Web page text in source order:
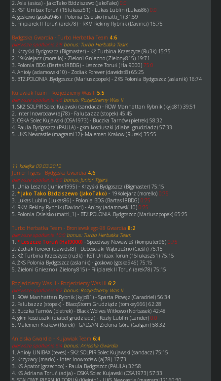
2. Asia (asica) - JakoTako Bździszewo (JakoTako) 0:0
3. KST Unibax Toruń (15lukasz51) - Lukas Lublin (Lukas86) 0:0
4. goskowo (goska946) - Polonia Osielsko (matti_1) 31:59
5. Filipiarek II Toruń (arek78) - RKM Rekiny Rybnik (Davinci) 15:75
Bydgoska Gwardia - Turbo Herbatka Team 4:6
pierwsze spotkanie 2:8 bonus: Turbo Herbatka Team
1. Krzyśki Bydgoszcz (Bigmaster) - KŻ Turbina Krzeszyce (Ru3k) 15:75
2. 19Kolejarz (morello) - Zieloni Gniezno (Zielony815) 19:71
3. Polonia BDG (Bartas18BDG) - Leszcze Toruń (Hal9000) 75:0
4. Anioły (adamowski10) - Zodiak Forever (dawidst8) 65:25
5. BTŻ.POLONIA .Bydgoszcz (Mariuszpopek) - ŻKS Polonia Bydgoszcz (aslanik) 16:74
Kujawiak Team - Rozjedziemy Was II 5:5
pierwsze spotkanie 4:6 bonus: Rozjedziemy Was II
1. SKŻ SOLPIR Solec Kujawski (sandacz) - ROW Manhattan Rybnik (kyjo81) 39:51
2. Inter Inowrocław (aj78) - Falubazzz (stopek) 45:45
3. OSKA Solec Kujawski (OSA1973) - Buczka Tarnów (pietrek) 58:32
4. Paula Bydgoszcz (PAULA) - gkm kosciuszki (diabel grudziadz) 57:33
5. UKS Newcastle (magrami12)- Malemen Krakow (Rurek) 35:55
11 kolejka 09.03.2012
Junior Tigers - Bydgoska Gwardia 4:6
pierwsze spotkanie 8:0 bonus: Junior Tigers
1. Unia Leszno (Junior1995) - Krzyśki Bydgoszcz (Bigmaster) 75:15
2. * Jako Tako Bździszewo (JakoTako) - 19Kolejarz (morello) 0:75
3. Lukas Lublin (Lukas86) - Polonia BDG (Bartas18BDG) 0:75
4. RKM Rekiny Rybnik (Davinci) - Anioły (adamowski10) 0:75
5. Polonia Osielsko (matti_1) - BTŻ.POLONIA .Bydgoszcz (Mariuszpopek) 65:25
Turbo Herbatka Team - Broniewskiego-98 Gwardia 8:2
pierwsze spotkanie 10:0 bonus: Turbo Herbatka Team
1. * Leszcze Toruń (Hal9000) - Speedway Nowawieś (komputer96) 0:75
2. Zodiak Forever (dawidst8) - Debeściaki Wąbrzeźno (Cieśli) 75:15
3. KŻ Turbina Krzeszyce (ru3k) - KST Unibax Toruń (15lukasz51) 75:15
4. ŻKS Polonia Bydgoszcz (aslanik) - goskowo (goska946) 75:15
5. Zieloni Gniezno ( Zielony815) - Filipiarek II Toruń (arek78) 75:15
Rozjedziemy Was II - Rozjedziemy Was III 6:2
pierwsze spotkanie 8:2 bonus: Rozjedziemy Was II
1. ROW Manhattan Rybnik (kyjo81) - Sparta Płowęż (Caradriel) 56:34
2. Falubazzz (stopek) - BlacqStorm Grudziądz (tomkey666) 62:28
3. Buczka Tarnów (pietrek) - Black Wolves Witkowo (Norbasek) 42:48
4. gkm kosciuszki (diabel grudziadz) - Kozły Lublin (Lander) 0:0
5. Malemen Krakow (Rurek) - GALGAN Zielona Góra (Galgan) 58:32
Anielska Gwardia - Kujawiak Team 6:4
pierwsze spotkanie 6:4 bonus: Anielska Gwardia
1. Anioły UNIBAX (teves) - SKŻ SOLPIR Solec Kujawski (sandacz) 75:15
2. Krzyżacy (mario) - Inter Inowrocław (aj78) 17:73
3. KS Apator (grzechoo) - Paula Bydgoszcz (PAULA) 32:58
4. KS Adriana Toruń (adja) - OSKA Solec Kujawski (OSA1973) 57:33